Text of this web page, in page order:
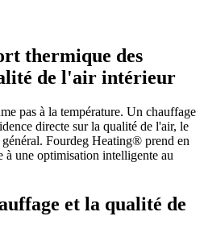
thermique des
de l'air intérieur
pas à la température. Un chauffage
directe sur la qualité de l'air, le
Fourdeg Heating® prend en
à une optimisation intelligente au
et la qualité de